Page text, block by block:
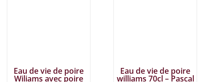
Eau de vie de poire
Wiliams avec poire
Eau de vie de poire
williams 70cl – Pascal